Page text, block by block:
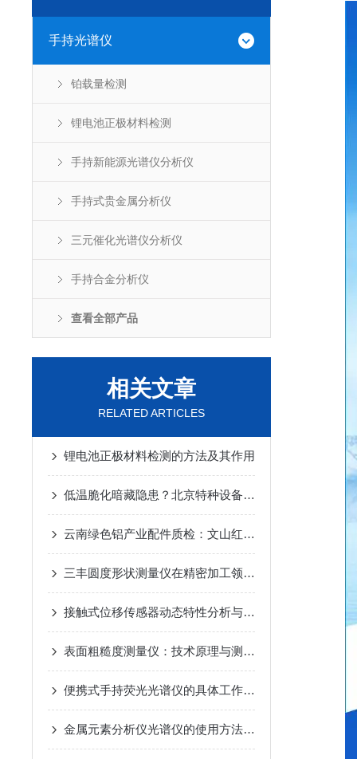
手持光谱仪
铂载量检测
锂电池正极材料检测
手持新能源光谱仪分析仪
手持式贵金属分析仪
三元催化光谱仪分析仪
手持合金分析仪
查看全部产品
相关文章
RELATED ARTICLES
锂电池正极材料检测的方法及其作用
低温脆化暗藏隐患？北京特种设备靠光谱仪筑牢冬季安全防线
云南绿色铝产业配件质检：文山红河铝谷用材管控，适配高原干湿温差工况
三丰圆度形状测量仪在精密加工领域的应用与挑战
接触式位移传感器动态特性分析与校准方法
表面粗糙度测量仪：技术原理与测量精度解析
便携式手持荧光光谱仪的具体工作流程及应用场景
金属元素分析仪光谱仪的使用方法和注意事项